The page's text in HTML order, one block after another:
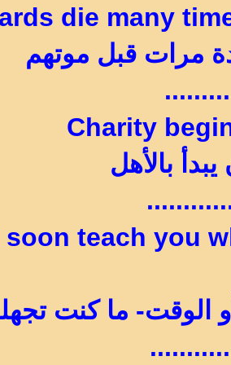
die many
مرات قبل موتهم
Charity
بالأهل
teach you
الوقت- ما كنت